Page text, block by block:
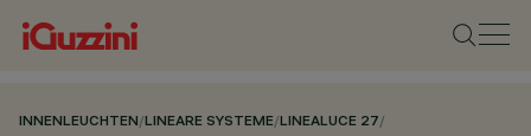
INNENLEUCHTEN/LINEARE SYSTEME/LINEALUCE 27/